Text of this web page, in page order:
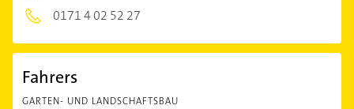
0171 4 02 52 27
Fahrers
GARTEN- UND LANDSCHAFTSBAU